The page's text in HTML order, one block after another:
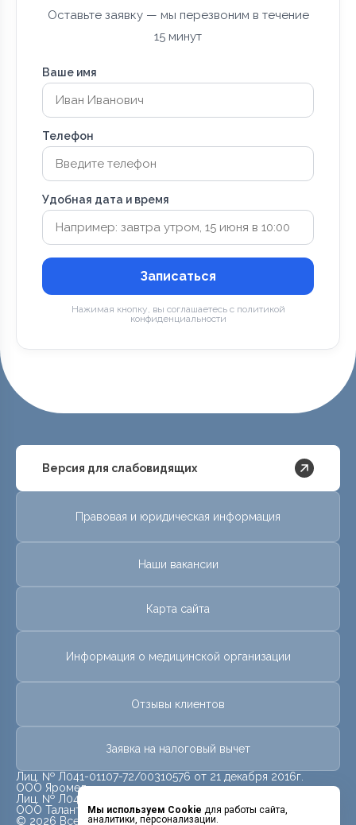
Мы используем Cookie для работы сайта,
аналитики, персонализации.
Оставьте заявку — мы перезвоним в течение
15 минут
Ваше имя
Телефон
Удобная дата и время
Записаться
Нажимая кнопку, вы соглашаетесь с политикой
конфиденциальности
Версия для слабовидящих
Правовая и юридическая информация
Наши вакансии
Карта сайта
Информация о медицинской организации
Отзывы клиентов
Заявка на налоговый вычет
Лиц. № Л041-01107-72/00310576 от 21 декабря 2016г.
ООО Яромед
Лиц. № Л041-01107-72/00623073 от 31 октября 2022г.
ООО Талант
© 2026 Все права защищены.